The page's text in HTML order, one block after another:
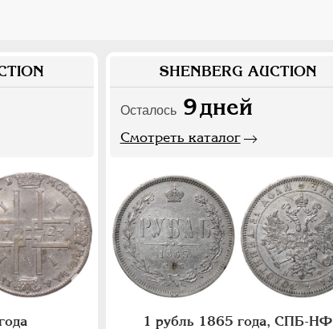
SHENBERG AUCTION
Осталось 9дней
Смотреть каталог
1 рубль 1865 года, СПБ-НФ